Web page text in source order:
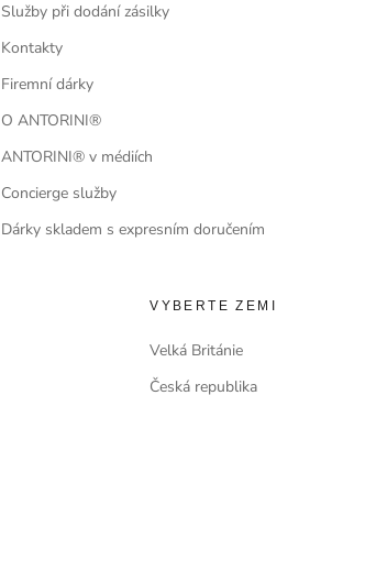
Služby při dodání zásilky
Kontakty
Firemní dárky
O ANTORINI®
ANTORINI® v médiích
Concierge služby
Dárky skladem s expresním doručením
VYBERTE ZEMI
Velká Británie
Česká republika